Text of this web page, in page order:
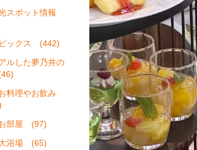
スポット情報
ックス (442)
ルした夢乃井の
料理やお飲み
部屋 (97)
浴場 (65)